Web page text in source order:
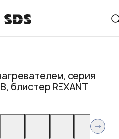
серия
блистер REXANT